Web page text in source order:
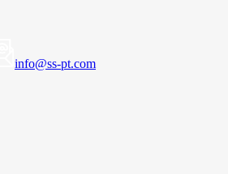
info@ss-pt.com